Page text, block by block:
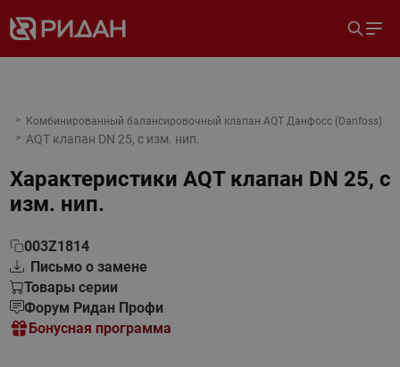
Комбинированный балансировочный клапан AQT Данфосс (Danfoss)
AQT клапан DN 25, с изм. нип.
Характеристики AQT клапан DN 25, с
изм. нип.
003Z1814
Письмо о замене
Товары серии
Форум Ридан Профи
Бонусная программа